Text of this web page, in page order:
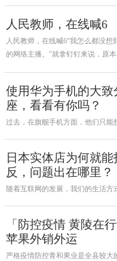
人民教师，在线喊6
人民教师，在线喊6“我怎么都没
的网络主播。”就拿钉钉来说，原
使用华为手机的大
座，看看有你吗？
过去，在旗舰手机方面，他们只能
日本实体店为何就
反，问题出在哪里？
随着互联网的发展，我们的生活方
「防控疫情 黄陵在
苹果外销外运‍
严格疫情防控青和果业是全县较